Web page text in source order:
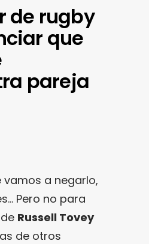
de rugby
que
pareja
vamos a negarlo,
Pero no para
Russell Tovey
de otros